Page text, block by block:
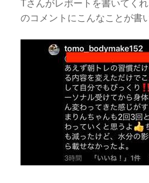
のコメントにこんなことが書